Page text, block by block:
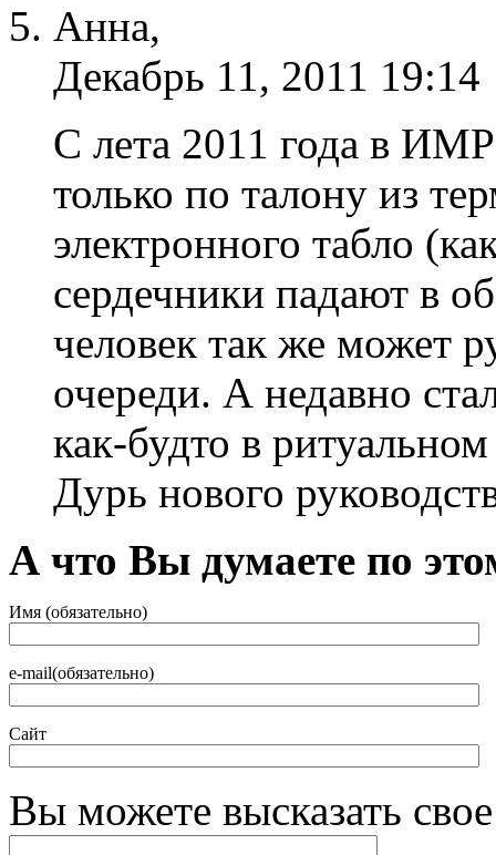
Анна,
Декабрь 11, 2011 19:14
С лета 2011 года в
только по талону из
электронного табло
сердечники падают в
человек так же может
очереди. А недавно
как-будто в ритуальном
Дурь нового
А что Вы думаете по
Имя (обязательно)
e-mail(обязательно)
Сайт
Вы можете высказать